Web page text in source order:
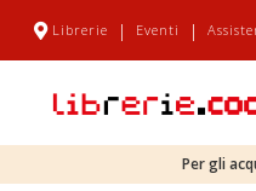
Librerie | Eventi |
Per gli